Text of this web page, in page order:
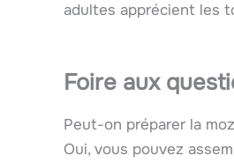
adultes apprécient les
Foire aux
Peut-on préparer la
Oui, vous pouvez